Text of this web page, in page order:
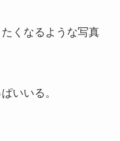
くなるような写真
いいる。